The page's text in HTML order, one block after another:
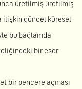
üretilmiş üretilmiş
ilişkin güncel küresel
bu bağlamda
bir eser
bir pencere açması